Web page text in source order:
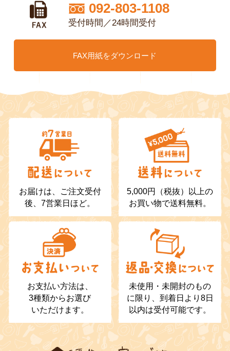
092-803-1108
受付時間／24時間受付
FAX用紙をダウンロード
お届けは、ご注文受付
後、7営業日ほど。
5,000円（税抜）以上の
お買い物で送料無料。
お支払い方法は、
3種類からお選び
いただけます。
未使用・未開封のもの
に限り、到着日より8日
以内は受付可能です。